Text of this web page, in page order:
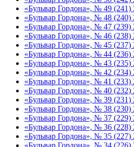
«Бульвар Гордона», № 49 (241)
«Бульвар Гордона», № 48 (240)
«Бульвар Гордона», № 47 (239)
«Бульвар Гордона», № 46 (238)
«Бульвар Гордона», № 45 (237)
«Бульвар Гордона», № 44 (236)
«Бульвар Гордона», № 43 (235)
«Бульвар Гордона», № 42 (234)
«Бульвар Гордона», № 41 (233)
«Бульвар Гордона», № 40 (232)
«Бульвар Гордона», № 39 (231)
«Бульвар Гордона», № 38 (230)
«Бульвар Гордона», № 37 (229)
«Бульвар Гордона», № 36 (228)
«Бульвар Гордона», № 35 (227)
«Бульвар Гордона», № 34 (226)